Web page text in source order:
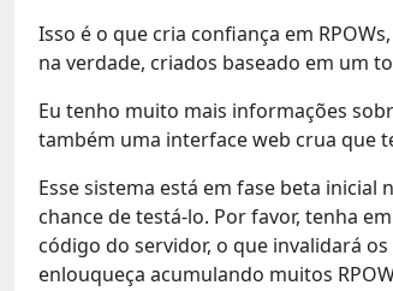
Isso é o que cria confiança em
na verdade, criados baseado em um
Eu tenho muito mais informações
também uma interface web crua que
Esse sistema está em fase beta
chance de testá-lo. Por favor, tenha
código do servidor, o que invalidará
enlouqueça acumulando muitos